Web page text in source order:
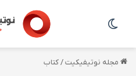
مجله نوتیفیکیت/کتاب